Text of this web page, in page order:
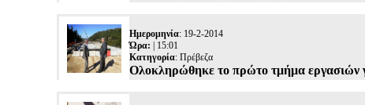
Ημερομηνία: 19-2-2014
Ώρα:
| 15:01
Κατηγορία:Πρέβεζα
Ολοκληρώθηκε το πρώτο τμήμα εργασιών